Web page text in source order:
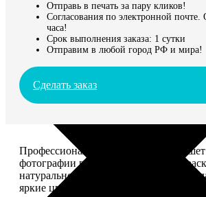
Отправь в печать за пару кликов!
Согласования по электронной почте.
часа!
Срок выполнения заказа: 1 сутки
Отправим в любой город РФ и мира!
Сделать заказ
Профессиональный художник напишет
фотографии портрет акриловыми
натуральном холсте. Покроет лаком,
яркие цвета будут радовать вас долгие